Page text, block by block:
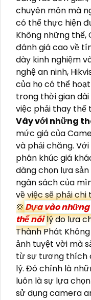
chuyên môn mà
có thể thực hiện
Không những thế,
đánh giá cao về
dày kinh nghiệm
nghệ an ninh,
của họ có thể
trong thời gian
việc phải thay thế
Vây với những
mức giá của
và phải chăng.
phân khúc giá
dàng chọn lựa
ngân sách của
về việc sẽ phải
💢Dựa vào
thể nóilý do lựa
Thành Phát
ảnh tuyệt vời mà
từ sự tương thích
lý. Đó chính là
luôn là sự lựa
sử dụng camera